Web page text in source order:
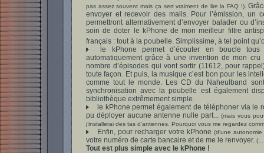
pas assez souvent mais ça sert vraiment de lire la FAQ !).
envoyer et recevoir des mails. Pour l’émission, un
permettront alternativement d’envoyer balader ou
soin de doter le kPhone de mon meilleur filtre
français : tout à la poubelle. Simplissime, à tel point
le kPhone permet d’écouter en boucle
automatiquement grâce à une invention de mon
nombre d’épisodes qui vont sortir (11612, pour
toute façon. Et puis, la musique c’est bon pour les
comme tout le monde. Les CD du Naheulband
synchronisation avec la poubelle est également
bibliothèque extrêmement simple.
le kPhone permet également de téléphoner via le
pu déployer aucune antenne nulle part...(mais vous
j’installerai des tas d’antennes. Pourquoi vous me regardez
Enfin, pour recharger votre kPhone (d’une
votre numéro de carte bancaire et de me le renvoyer.
Tout est plus simple avec le kPhone !